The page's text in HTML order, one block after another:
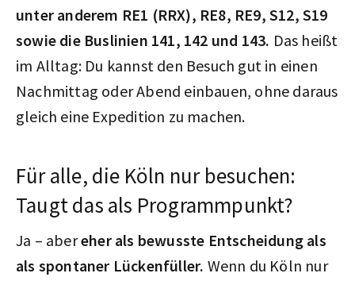
unter anderem RE1 (RRX), RE8, RE9, S12, S19
sowie die Buslinien 141, 142 und 143. Das heißt
im Alltag: Du kannst den Besuch gut in einen
Nachmittag oder Abend einbauen, ohne daraus
gleich eine Expedition zu machen.
Für alle, die Köln nur besuchen:
Taugt das als Programmpunkt?
Ja – abereher als bewusste Entscheidung als
als spontaner Lückenfüller. Wenn du Köln nur